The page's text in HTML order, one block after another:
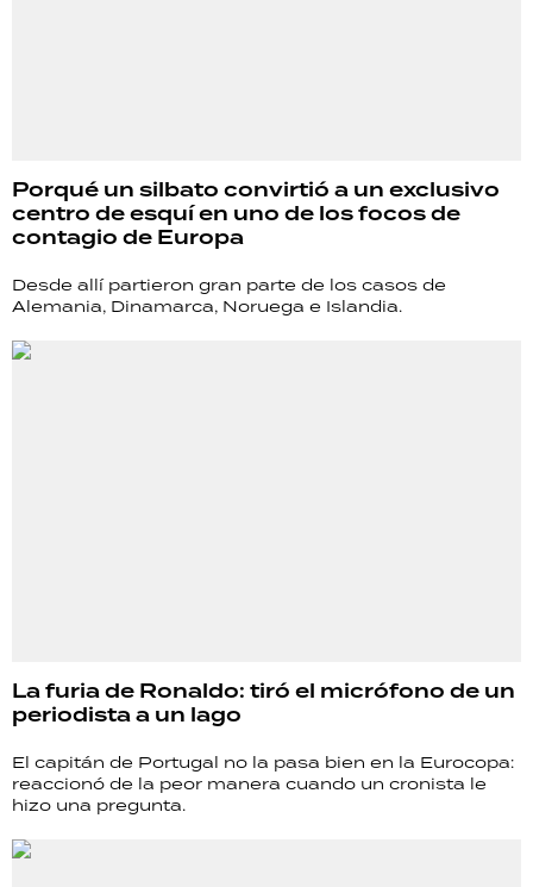
Porqué un silbato convirtió a un exclusivo
centro de esquí en uno de los focos de
contagio de Europa
Desde allí partieron gran parte de los casos de
Alemania, Dinamarca, Noruega e Islandia.
La furia de Ronaldo: tiró el micrófono de un
periodista a un lago
El capitán de Portugal no la pasa bien en la Eurocopa:
reaccionó de la peor manera cuando un cronista le
hizo una pregunta.